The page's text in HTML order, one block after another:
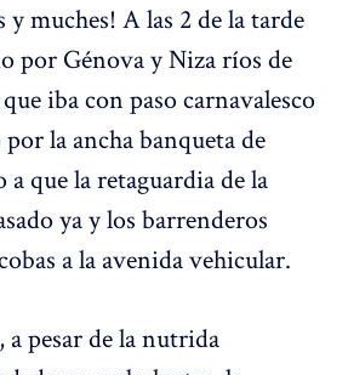
y muches! A las 2 de la tarde
por Génova y Niza ríos de
iba con paso carnavalesco
la ancha banqueta de
que la retaguardia de la
ya y los barrenderos
a la avenida vehicular.
pesar de la nutrida